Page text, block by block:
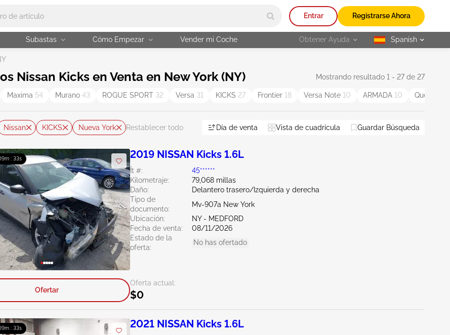
Entrar Registrarse Ahora
Subastas Cómo Empezar Vender mi Coche Obtener Ayuda selected
Spanish
Nissan Kicks en Venta en New York (NY) Mostrando resultado 1 - 27 de 27
Maxima 54 Murano 43 ROGUE SPORT 32 Versa 31 KICKS 27 Frontier 18 Versa Note 10 ARMADA 10 Quest
Nissan KICKS Nueva York Restablecer todo Día de venta Vista de cuadrícula Guardar Búsqueda
: 32s 2019 NISSAN Kicks 1.6L
Ít #:
45******
Kilometraje:
79,068 millas
Daño:
Delantero trasero/Izquierda y derecha
Tipo de
documento:
Mv-907a New York
Ubicación:
NY - MEDFORD
Fecha de venta:
08/11/2026
Estado de la
oferta:
No has ofertado
Oferta actual:
$0
Ofertar
: 32s 2021 NISSAN Kicks 1.6L